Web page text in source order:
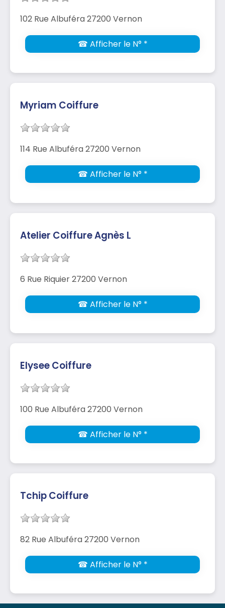
102 Rue Albuféra 27200 Vernon
☎ Afficher le N° *
Myriam Coiffure
114 Rue Albuféra 27200 Vernon
☎ Afficher le N° *
Atelier Coiffure Agnès L
6 Rue Riquier 27200 Vernon
☎ Afficher le N° *
Elysee Coiffure
100 Rue Albuféra 27200 Vernon
☎ Afficher le N° *
Tchip Coiffure
82 Rue Albuféra 27200 Vernon
☎ Afficher le N° *